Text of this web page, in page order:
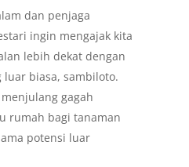
dan penjaga
ingin mengajak kita
lebih dekat dengan
biasa, sambiloto.
gagah
rumah bagi tanaman
potensi luar